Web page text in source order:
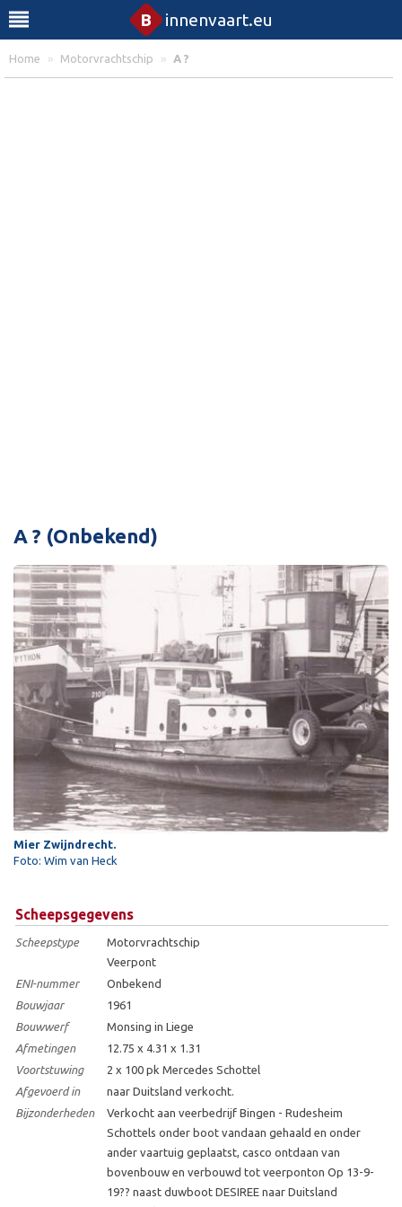
B innenvaart.eu
Home » Motorvrachtschip » A ?
A ? (Onbekend)
Mier Zwijndrecht.
Foto: Wim van Heck
Scheepsgegevens
Scheepstype
Motorvrachtschip
Veerpont
ENI-nummer
Onbekend
Bouwjaar
1961
Bouwwerf
Monsing in Liege
Afmetingen
12.75 x 4.31 x 1.31
Voortstuwing
2 x 100 pk Mercedes Schottel
Afgevoerd in
naar Duitsland verkocht.
Bijzonderheden
Verkocht aan veerbedrijf Bingen - Rudesheim
Schottels onder boot vandaan gehaald en onder
ander vaartuig geplaatst, casco ontdaan van
bovenbouw en verbouwd tot veerponton Op 13-9-
19?? naast duwboot DESIREE naar Duitsland